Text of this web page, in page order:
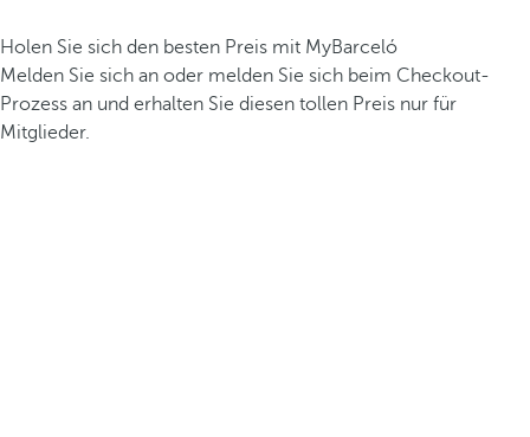
Holen Sie sich den besten Preis mit MyBarceló
Melden Sie sich an oder melden Sie sich beim Checkout-
Prozess an und erhalten Sie diesen tollen Preis nur für
Mitglieder.